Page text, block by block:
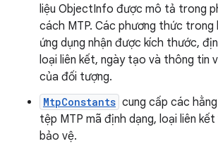
liệu ObjectInfo được mô tả trong
cách MTP. Các phương thức trong
ứng dụng nhận được kích thước,
loại liên kết, ngày tạo và thông tin
của đối tượng.
MtpConstants cung cấp các
tệp MTP mã định dạng, loại liên
bảo vệ.